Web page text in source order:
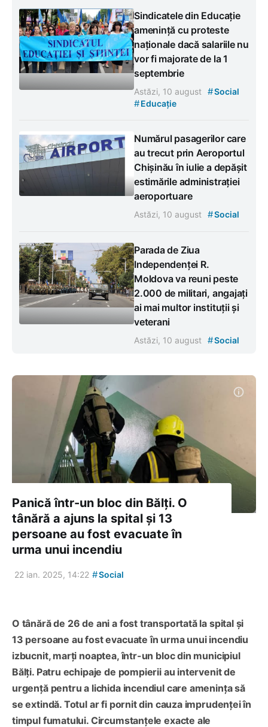
Sindicatele din Educație
amenință cu proteste
naționale dacă salariile nu
vor fi majorate de la 1
septembrie
Astăzi, 10 august #Social
#Educație
Numărul pasagerilor care
au trecut prin Aeroportul
Chișinău în iulie a depășit
estimările administrației
aeroportuare
Astăzi, 10 august #Social
Parada de Ziua
Independenței R.
Moldova va reuni peste
2.000 de militari, angajați
ai mai multor instituții și
veterani
Astăzi, 10 august #Social
Panică într-un bloc din Bălți. O
tânără a ajuns la spital și 13
persoane au fost evacuate în
urma unui incendiu
22 ian. 2025, 14:22 #Social
O tânără de 26 de ani a fost transportată la spital și
13 persoane au fost evacuate în urma unui incendiu
izbucnit, marți noaptea, într-un bloc din municipiul
Bălți. Patru echipaje de pompierii au intervenit de
urgență pentru a lichida incendiul care amenința să
se extindă. Totul ar fi pornit din cauza imprudenței în
timpul fumatului. Circumstanțele exacte ale